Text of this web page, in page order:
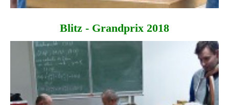
Blitz - Grandprix 2018